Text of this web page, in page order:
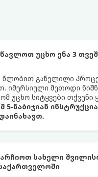
უცხო ენა 3
წლობით გაწელილი
იმერსიული მეთოდი
უცხო სიტყვები
5-ნაბიჯიან
სახელი